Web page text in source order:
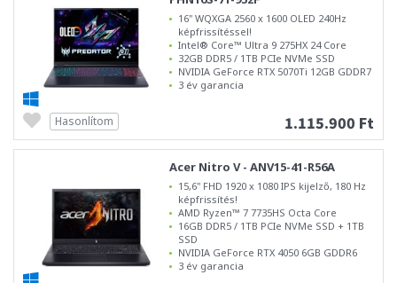
16" WQXGA 2560 x 1600 OLED 240Hz
képfrissítéssel!
Intel® Core™ Ultra 9 275HX 24 Core
32GB DDR5 / 1TB PCIe NVMe SSD
NVIDIA GeForce RTX 5070Ti 12GB GDDR7
3 év garancia
1.115.900 Ft
Hasonlítom
Acer Nitro V - ANV15-41-R56A
15,6" FHD 1920 x 1080 IPS kijelző, 180 Hz
képfrissítés!
AMD Ryzen™ 7 7735HS Octa Core
16GB DDR5 / 1TB PCIe NVMe SSD + 1TB
SSD
NVIDIA GeForce RTX 4050 6GB GDDR6
3 év garancia